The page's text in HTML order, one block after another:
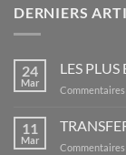
DERNIERS
24
Mar
LES
11
Mar